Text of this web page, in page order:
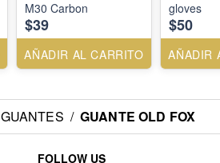
M30 Carbon
$39
AÑADIR AL CARRITO
gloves
$50
AÑADIR
GUANTES / GUANTE OLD FOX
FOLLOW US